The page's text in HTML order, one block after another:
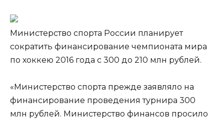
Министерство спорта России планирует
сократить финансирование чемпионата мира
по хоккею 2016 года с 300 до 210 млн рублей.
«Министерство спорта прежде заявляло на
финансирование проведения турнира 300
млн рублей. Министерство финансов просило